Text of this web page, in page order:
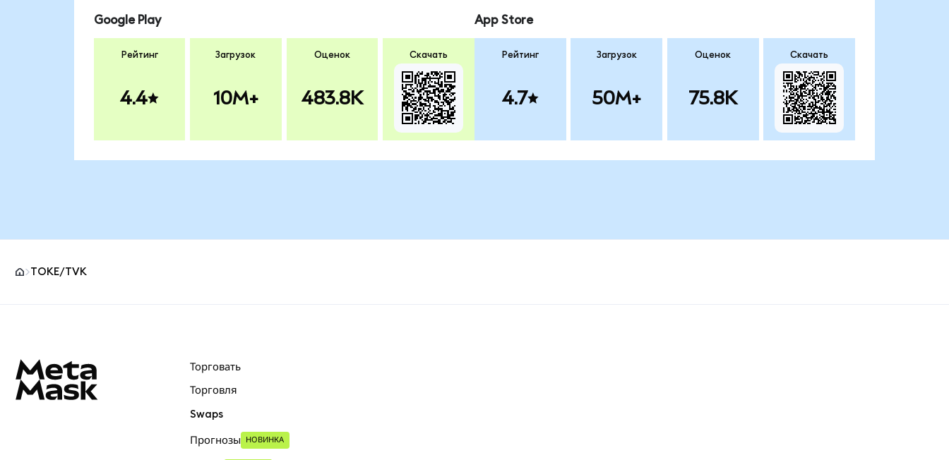
Google Play
Рейтинг
4.4
Загрузок
10M+
Оценок
483.8K
Скачать
App Store
Рейтинг
4.7
Загрузок
50M+
Оценок
75.8K
Скачать
TOKE/TVK
Торговать
Торговля
Swaps
Прогнозы НОВИНКА